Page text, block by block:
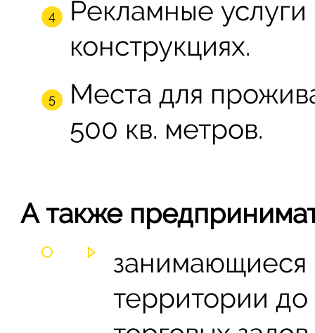
Рекламные
конструкциях.
Места для
500 кв. метров.
А также
занимающиеся
территории до